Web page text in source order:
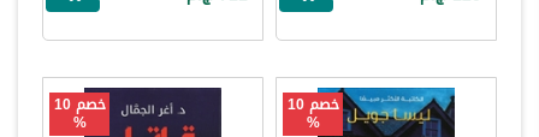
خصم 10
%
خصم 10
%